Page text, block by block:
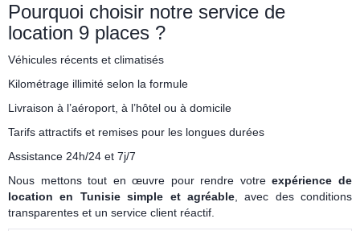
Pourquoi choisir notre service de
location 9 places ?
Véhicules récents et climatisés
Kilométrage illimité selon la formule
Livraison à l’aéroport, à l’hôtel ou à domicile
Tarifs attractifs et remises pour les longues durées
Assistance 24h/24 et 7j/7
Nous mettons tout en œuvre pour rendre votreexpérience de
location en Tunisie simple et agréable, avec des conditions
transparentes et un service client réactif.